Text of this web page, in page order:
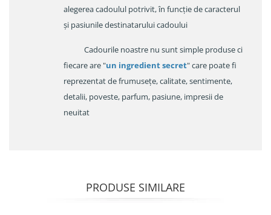
alegerea cadoulul potrivit, în funcție de caracterul
și pasiunile destinatarului cadoului
Cadourile noastre nu sunt simple produse ci
fiecare are "un ingredient secret" care poate fi
reprezentat de frumusețe, calitate, sentimente,
detalii, poveste, parfum, pasiune, impresii de
neuitat
PRODUSE SIMILARE